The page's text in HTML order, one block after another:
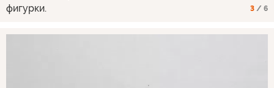
фигурки.
3 / 6